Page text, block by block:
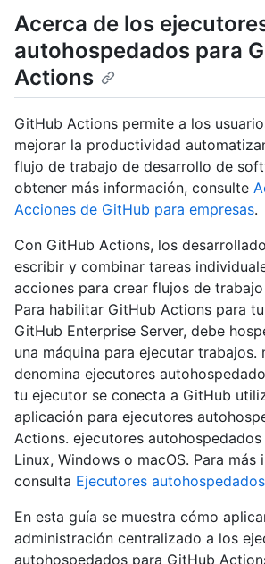
Acerca de los
autohospedados para
Actions
GitHub Actions permite a los
mejorar la productividad
flujo de trabajo de desarrollo de
obtener más información, consulte
Acciones de GitHub para empresas.
Con GitHub Actions, los
escribir y combinar tareas
acciones para crear flujos de
Para habilitar GitHub Actions para
GitHub Enterprise Server, debe
una máquina para ejecutar trabajos.
denomina ejecutores
tu ejecutor se conecta a GitHub
aplicación para ejecutores
Actions. ejecutores
Linux, Windows o macOS. Para más
consulta Ejecutores autohospedados
En esta guía se muestra cómo
administración centralizado a los
autohospedados para GitHub